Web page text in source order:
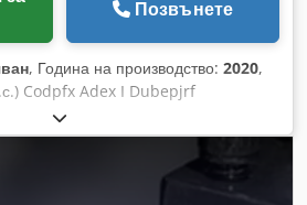
Позвънете
, Година на производство: 2020,
Codpfx Adex I Dubepjrf